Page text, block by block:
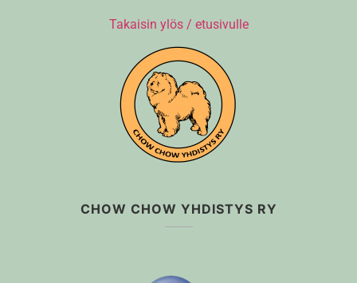
Takaisin ylös / etusivulle
CHOW CHOW YHDISTYS RY